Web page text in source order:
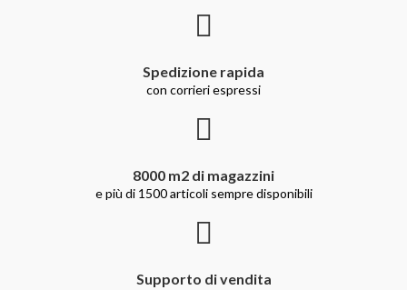
Spedizione rapida
con corrieri espressi
8000 m2 di magazzini
e più di 1500 articoli sempre disponibili
Supporto di vendita